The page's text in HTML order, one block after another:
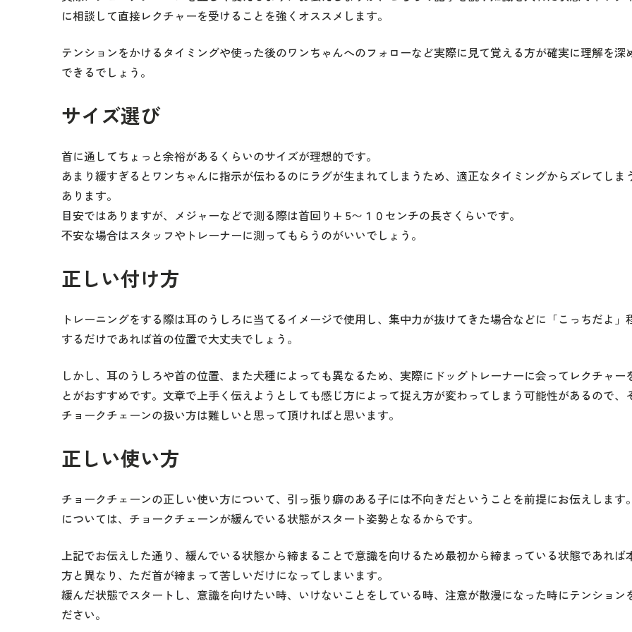
に相談して直接レクチャーを受けることを強くオススメします。
テンションをかけるタイミングや使った後のワンちゃんへのフォローなど実際に見て覚える方が確実に理解を深
できるでしょう。
サイズ選び
首に通してちょっと余裕があるくらいのサイズが理想的です。
あまり緩すぎるとワンちゃんに指示が伝わるのにラグが生まれてしまうため、適正なタイミングからズレてしま
あります。
目安ではありますが、メジャーなどで測る際は首回り+ 5〜１０センチの長さくらいです。
不安な場合はスタッフやトレーナーに測ってもらうのがいいでしょう。
正しい付け方
トレーニングをする際は耳のうしろに当てるイメージで使用し、集中力が抜けてきた場合などに「こっちだよ」
するだけであれば首の位置で大丈夫でしょう。
しかし、耳のうしろや首の位置、また犬種によっても異なるため、実際にドッグトレーナーに会ってレクチャー
とがおすすめです。文章で上手く伝えようとしても感じ方によって捉え方が変わってしまう可能性があるので、
チョークチェーンの扱い方は難しいと思って頂ければと思います。
正しい使い方
チョークチェーンの正しい使い方について、引っ張り癖のある子には不向きだということを前提にお伝えします
については、チョークチェーンが緩んでいる状態がスタート姿勢となるからです。
上記でお伝えした通り、緩んでいる状態から締まることで意識を向けるため最初から締まっている状態であれば
方と異なり、ただ首が締まって苦しいだけになってしまいます。
緩んだ状態でスタートし、意識を向けたい時、いけないことをしている時、注意が散漫になった時にテンション
ださい。